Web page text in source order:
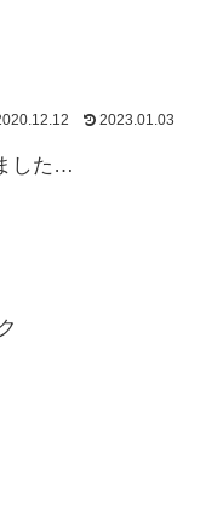
2023.01.03
した…